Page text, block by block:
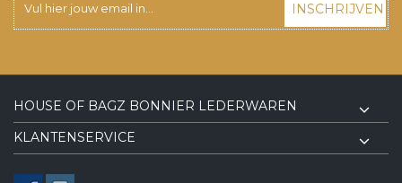
INSCHRIJVEN
HOUSE OF BAGZ BONNIER LEDERWAREN
KLANTENSERVICE